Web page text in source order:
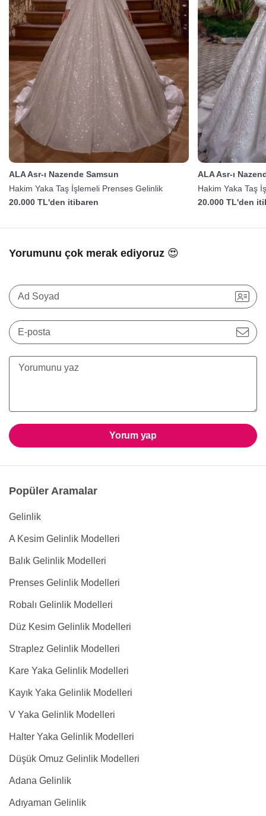
ALA Asr-ı Nazende Samsun
Hakim Yaka Taş İşlemeli Prenses Gelinlik
20.000 TL'den itibaren
ALA Asr-ı
Hakim Yaka Taş
20.000 TL'den
Yorumunu çok merak ediyoruz 😍
Ad Soyad
E-posta
Yorum yap
Popüler Aramalar
Gelinlik
A Kesim Gelinlik Modelleri
Balık Gelinlik Modelleri
Prenses Gelinlik Modelleri
Robalı Gelinlik Modelleri
Düz Kesim Gelinlik Modelleri
Straplez Gelinlik Modelleri
Kare Yaka Gelinlik Modelleri
Kayık Yaka Gelinlik Modelleri
V Yaka Gelinlik Modelleri
Halter Yaka Gelinlik Modelleri
Düşük Omuz Gelinlik Modelleri
Adana Gelinlik
Adıyaman Gelinlik